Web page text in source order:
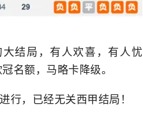
结局，有人欢喜，有人忧
名额，马略卡降级。
行，已经无关西甲结局！